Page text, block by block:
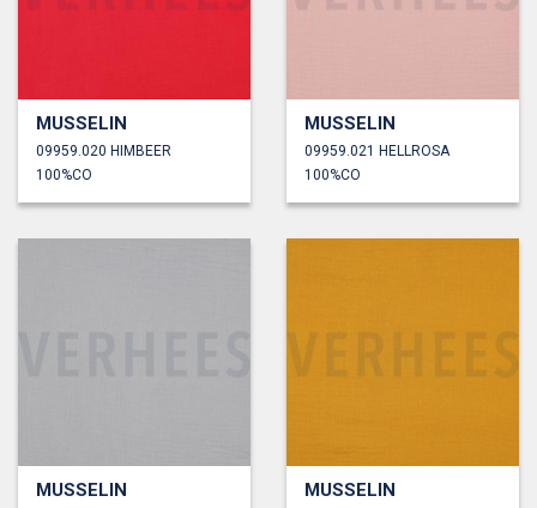
MUSSELIN
09959.020 HIMBEER
100%CO
MUSSELIN
09959.021 HELLROSA
100%CO
MUSSELIN MUSSELIN